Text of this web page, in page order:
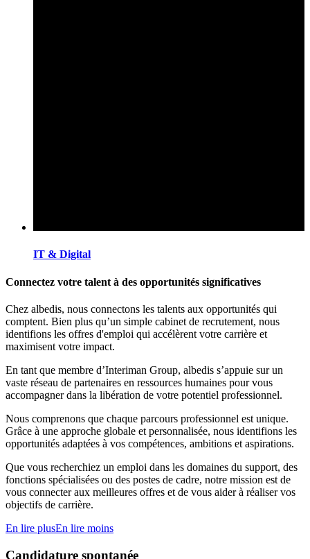
IT & Digital
Connectez votre talent à des opportunités significatives
Chez albedis, nous connectons les talents aux opportunités qui
comptent. Bien plus qu’un simple cabinet de recrutement, nous
identifions les offres d'emploi qui accélèrent votre carrière et
maximisent votre impact.
En tant que membre d’Interiman Group, albedis s’appuie sur un
vaste réseau de partenaires en ressources humaines pour vous
accompagner dans la libération de votre potentiel professionnel.
Nous comprenons que chaque parcours professionnel est unique.
Grâce à une approche globale et personnalisée, nous identifions les
opportunités adaptées à vos compétences, ambitions et aspirations.
Que vous recherchiez un emploi dans les domaines du support, des
fonctions spécialisées ou des postes de cadre, notre mission est de
vous connecter aux meilleures offres et de vous aider à réaliser vos
objectifs de carrière.
En lire plusEn lire moins
Candidature spontanée